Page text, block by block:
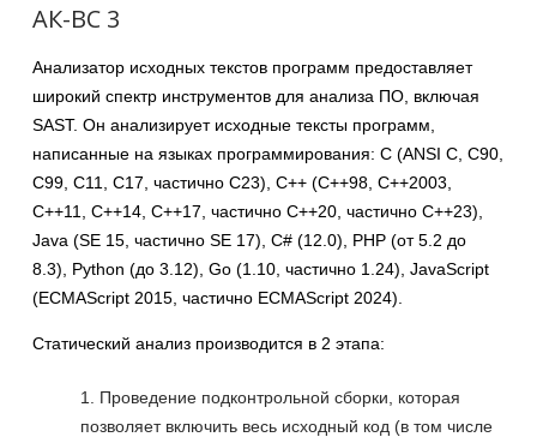
АК-ВС 3
Анализатор исходных текстов программ предоставляет
широкий спектр инструментов для анализа ПО, включая
SAST. Он анализирует исходные тексты программ,
написанные на языках программирования: C (ANSI C, C90,
C99, C11, C17, частично C23), C++ (C++98, C++2003,
C++11, C++14, C++17, частично C++20, частично C++23),
Java (SE 15, частично SE 17), C# (12.0), PHP (от 5.2 до
8.3), Python (до 3.12), Go (1.10, частично 1.24), JavaScript
(ECMAScript 2015, частично ECMAScript 2024).
Статический анализ производится в 2 этапа:
Проведение подконтрольной сборки, которая
позволяет включить весь исходный код (в том числе